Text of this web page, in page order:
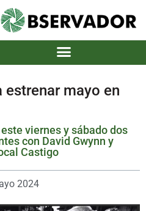
estrenar mayo en
viernes y sábado dos
con David Gwynn y
Castigo
2024